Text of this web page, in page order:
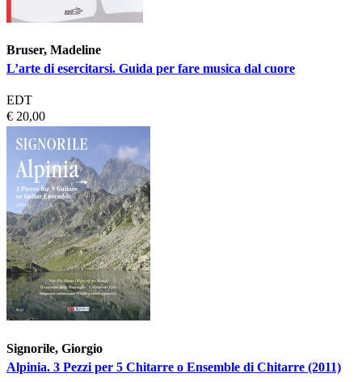
Bruser, Madeline
L’arte di esercitarsi. Guida per fare musica dal cuore
EDT
€ 20,00
Signorile, Giorgio
Alpinia. 3 Pezzi per 5 Chitarre o Ensemble di Chitarre (2011)